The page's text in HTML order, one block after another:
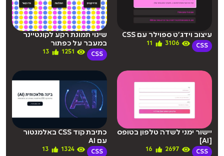
עיצוב וידג’ט ספוילר עם CSS
CSS
3106
11
שינוי תמונת רקע לקונטיינר
במעבר על כפתור
CSS
1251
13
יישור ימני לשדה טלפון בטופס
[AI]
CSS
2697
16
כתיבת קוד CSS באלמנטור
עם AI
CSS
1324
13